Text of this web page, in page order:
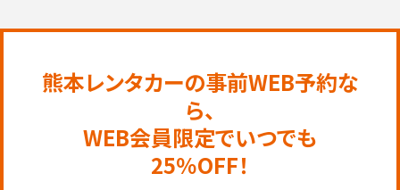
熊本レンタカーの事前WEB予約な
ら、
WEB会員限定でいつでも
25％OFF！